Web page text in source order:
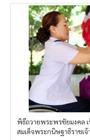
พิธีถวายพระพรชัยมงคล
สมเด็จพระกนิษฐาธิราชเจ้